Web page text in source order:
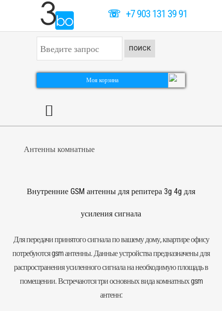
☏+7 903 131 39 91
к
а
ь
ПОИСК
Моя корзина
Антенны комнатные
Внутренние GSM антенны для репитера 3g 4g для
усиления сигнала
Для передачи принятого сигнала по вашему дому, квартире офису
потребуются gsm антенны. Данные устройства предназначены для
распространения усиленного сигнала на необходимую площадь в
помещении. Встречаются три основных вида комнатных gsm
антенн: